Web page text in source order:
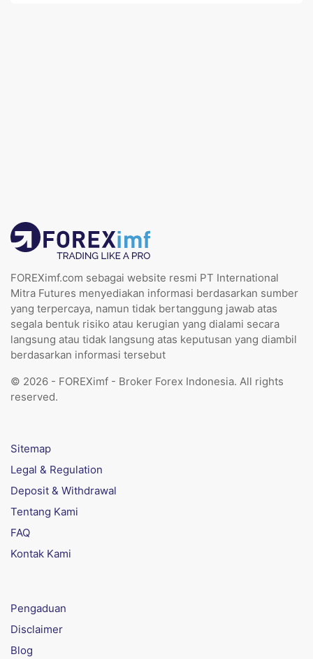
FOREXimf.com sebagai website resmi PT International
Mitra Futures menyediakan informasi berdasarkan sumber
yang terpercaya, namun tidak bertanggung jawab atas
segala bentuk risiko atau kerugian yang dialami secara
langsung atau tidak langsung atas keputusan yang diambil
berdasarkan informasi tersebut
© 2026 - FOREXimf - Broker Forex Indonesia. All rights
reserved.
Sitemap
Legal & Regulation
Deposit & Withdrawal
Tentang Kami
FAQ
Kontak Kami
Pengaduan
Disclaimer
Blog